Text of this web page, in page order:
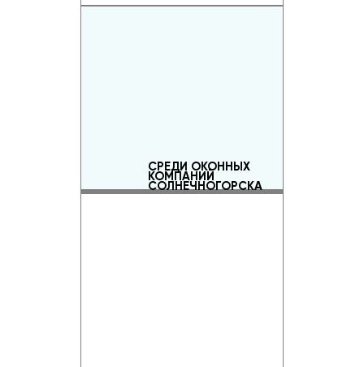
СРЕДИ ОКОННЫХ
КОМПАНИЙ
СОЛНЕЧНОГОРСКА